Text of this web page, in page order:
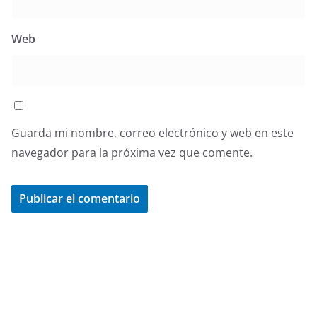
Web
Guarda mi nombre, correo electrónico y web en este
navegador para la próxima vez que comente.